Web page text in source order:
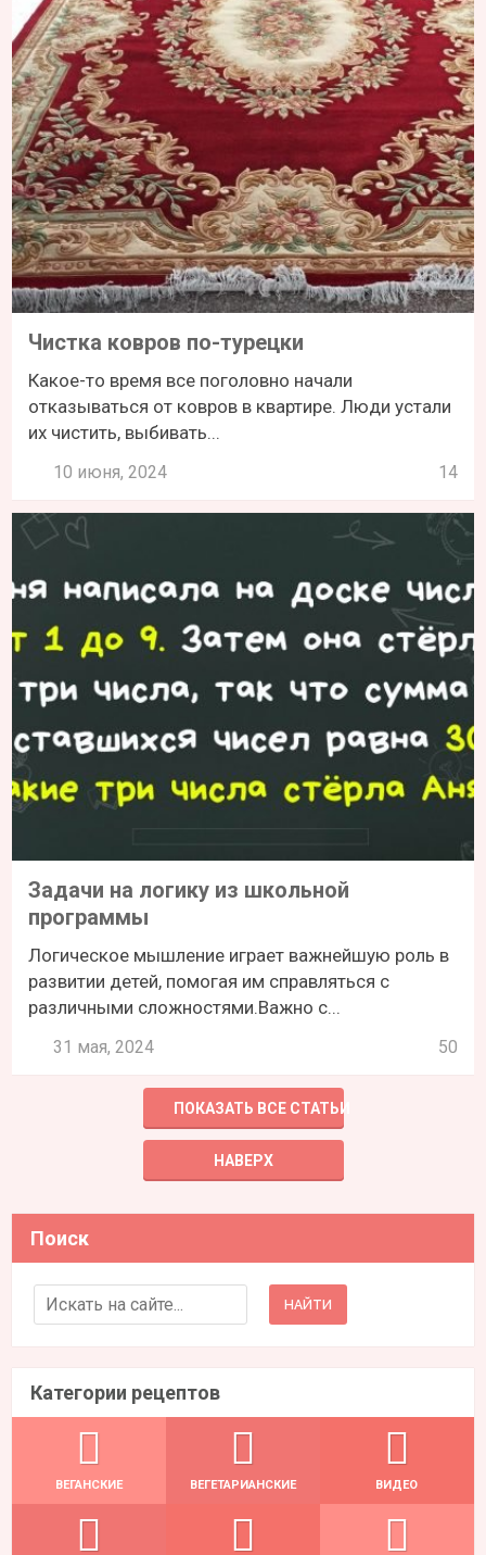
Чистка ковров по-турецки
Какое-то время все поголовно начали
отказываться от ковров в квартире. Люди устали
их чистить, выбивать...
10 июня, 2024 14
Задачи на логику из школьной
программы
Логическое мышление играет важнейшую роль в
развитии детей, помогая им справляться с
различными сложностями.Важно с...
31 мая, 2024 50
ПОКАЗАТЬ ВСЕ СТАТЬИ
НАВЕРХ
Поиск
Search for:
Категории рецептов
ВЕГАНСКИЕ ВЕГЕТАРИАНСКИЕ ВИДЕО